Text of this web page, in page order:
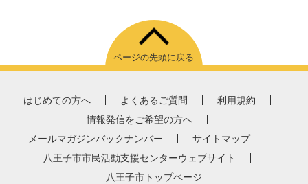
ページの先頭に戻る
はじめての方へ よくあるご質問
利用規約
情報発信をご希望の方へ
メールマガジンバックナンバー
サイトマップ
八王子市市民活動支援センターウェブサイト
八王子市トップページ